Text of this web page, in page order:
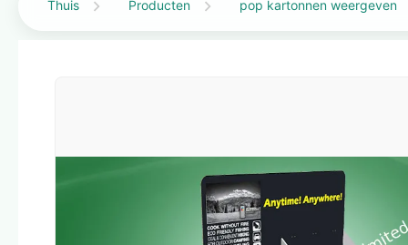
Thuis Producten pop kartonnen weergeven